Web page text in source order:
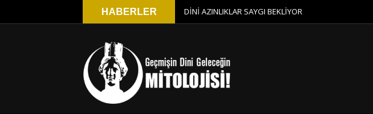
HABERLER DİNİ AZINLIKLAR SAYGI BEKLİYOR